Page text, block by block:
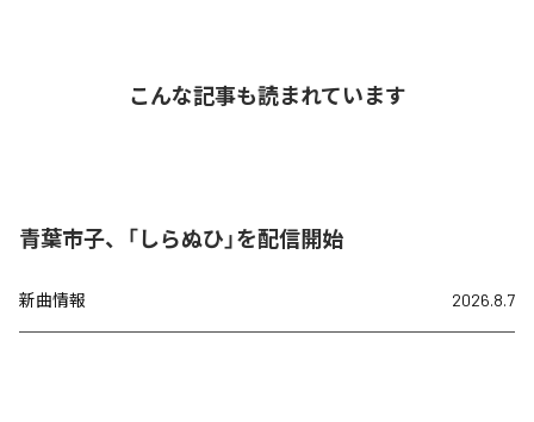
こんな記事も読まれています
青葉市子、「しらぬひ」を配信開始
新曲情報 2026.8.7